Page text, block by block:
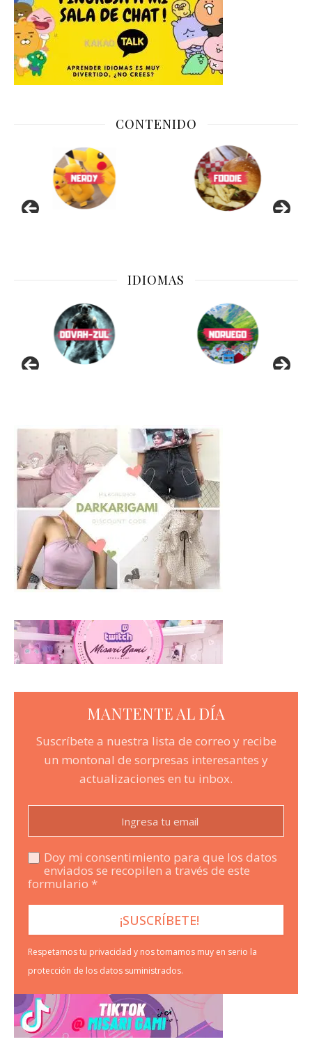
CONTENIDO
IDIOMAS
MANTENTE AL DÍA
Suscríbete a nuestra lista de correo y recibe
un montonal de sorpresas interesantes y
actualizaciones en tu inbox.
Doy mi consentimiento para que los datos
enviados se recopilen a través de este
formulario *
Respetamos tu privacidad y nos tomamos muy en serio la
protección de los datos suministrados.